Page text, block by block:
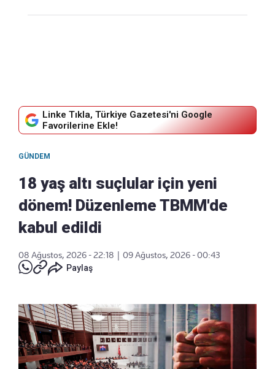
Linke Tıkla, Türkiye Gazetesi'ni Google
Favorilerine Ekle!
GÜNDEM
18 yaş altı suçlular için yeni
dönem! Düzenleme TBMM'de
kabul edildi
08 Ağustos, 2026 - 22:18
09 Ağustos, 2026 - 00:43
Paylaş